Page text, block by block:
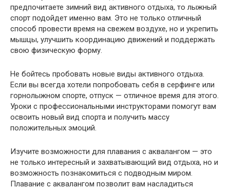
предпочитаете зимний вид активного отдыха, то лыжный
спорт подойдет именно вам. Это не только отличный
способ провести время на свежем воздухе, но и укрепить
мышцы, улучшить координацию движений и поддержать
свою физическую форму.
Не бойтесь пробовать новые виды активного отдыха.
Если вы всегда хотели попробовать себя в серфинге или
горнолыжном спорте, отпуск — отличное время для этого.
Уроки с профессиональными инструкторами помогут вам
освоить новый вид спорта и получить массу
положительных эмоций.
Изучите возможности для плавания с аквалангом — это
не только интересный и захватывающий вид отдыха, но и
возможность познакомиться с подводным миром.
Плавание с аквалангом позволит вам насладиться